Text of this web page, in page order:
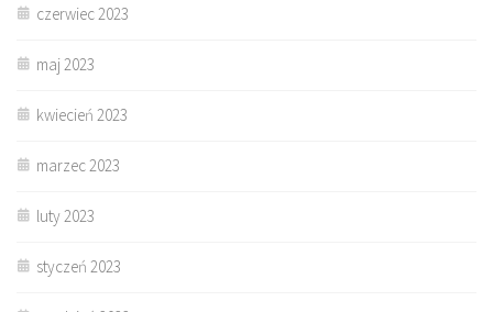
czerwiec 2023
maj 2023
kwiecień 2023
marzec 2023
luty 2023
styczeń 2023